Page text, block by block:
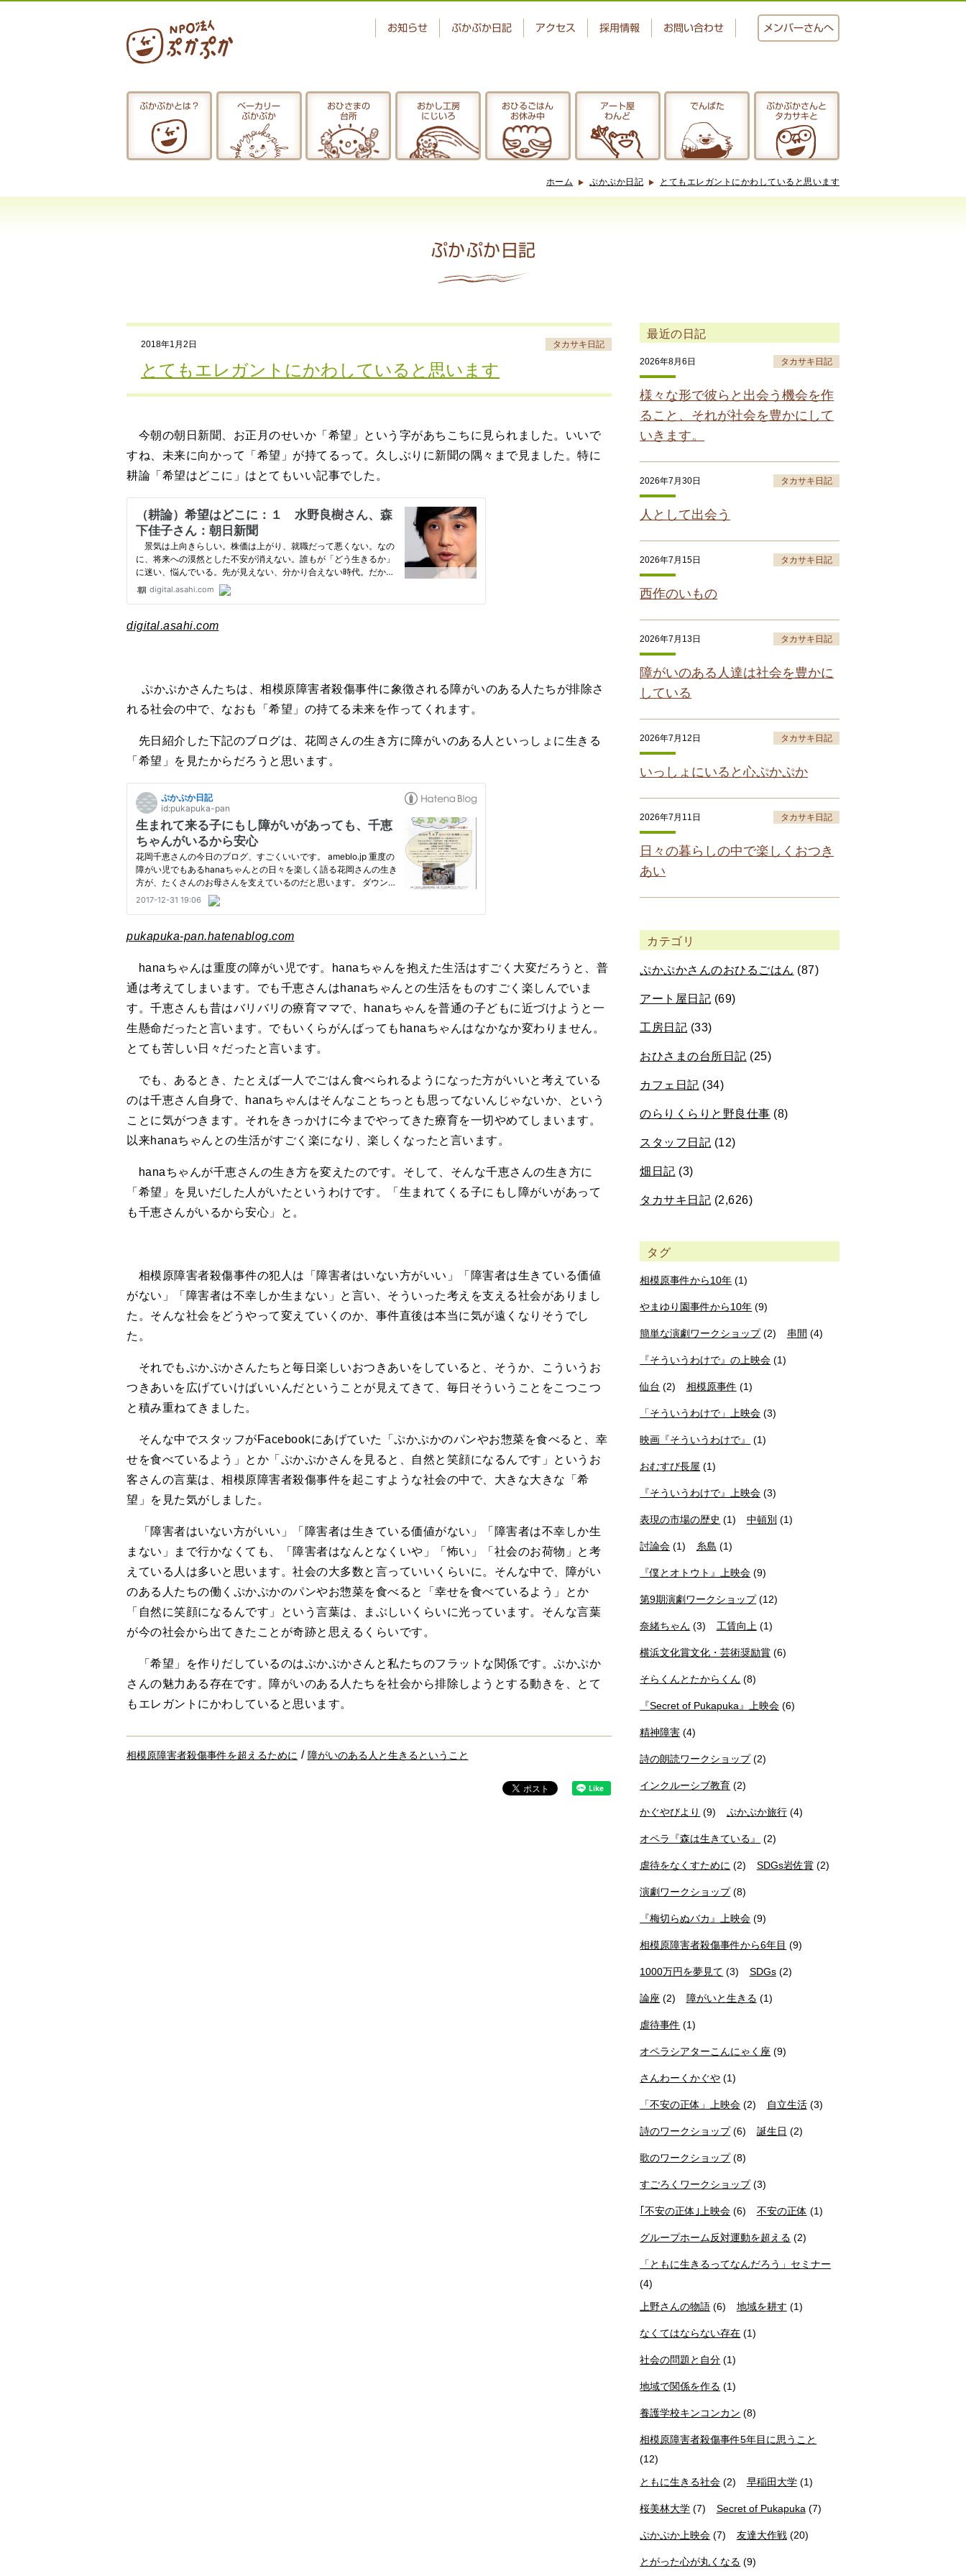
お知らせ ぷかぷか日記 アクセス 採用情報 お問い合わせ メンバーさんへ
ぷかぷかとは？
ぷかぷか
おかし工房
ぷかぷか日記
ぷかぷかとは？
ベーカリー
ぷかぷか
おひさまの
台所
おかし工房
にじいろ
おひるごはん
お休み中
アート屋
わんど
でんぱた
ぷかぷかさんと
タカサキと
ホーム ぷかぷか日記 とてもエレガントにかわしていると思います
ぷかぷか日記
2018年1月2日 タカサキ日記
とてもエレガントにかわしていると思います
今朝の朝日新聞、お正月のせいか「希望」という字があちこちに見られました。いいで
すね、未来に向かって「希望」が持てるって。久しぶりに新聞の隅々まで見ました。特に
耕論「希望はどこに」はとてもいい記事でした。
digital.asahi.com
ぷかぷかさんたちは、相模原障害者殺傷事件に象徴される障がいのある人たちが排除さ
れる社会の中で、なおも「希望」の持てる未来を作ってくれます。
先日紹介した下記のブログは、花岡さんの生き方に障がいのある人といっしょに生きる
「希望」を見たからだろうと思います。
pukapuka-pan.hatenablog.com
hanaちゃんは重度の障がい児です。hanaちゃんを抱えた生活はすごく大変だろうと、普
通は考えてしまいます。でも千恵さんはhanaちゃんとの生活をものすごく楽しんでいま
す。千恵さんも昔はバリバリの療育ママで、hanaちゃんを普通の子どもに近づけようと一
生懸命だったと言います。でもいくらがんばってもhanaちゃんはなかなか変わりません。
とても苦しい日々だったと言います。
でも、あるとき、たとえば一人でごはん食べられるようになった方がいいと考えている
のは千恵さん自身で、hanaちゃんはそんなことちっとも思ってないんじゃないか、という
ことに気がつきます。それをきっかけに今までやってきた療育を一切やめてしまいます。
以来hanaちゃんとの生活がすごく楽になり、楽しくなったと言います。
hanaちゃんが千恵さんの生き方を変えたのです。そして、そんな千恵さんの生き方に
「希望」を見いだした人がいたというわけです。「生まれてくる子にもし障がいがあって
も千恵さんがいるから安心」と。
相模原障害者殺傷事件の犯人は「障害者はいない方がいい」「障害者は生きている価値
がない」「障害者は不幸しか生まない」と言い、そういった考えを支える社会がありまし
た。そんな社会をどうやって変えていくのか、事件直後は本当に気が遠くなりそうでし
た。
それでもぷかぷかさんたちと毎日楽しいおつきあいをしていると、そうか、こういうお
つきあいを広げていけばいいんだということが見えてきて、毎日そういうことをこつこつ
と積み重ねてきました。
そんな中でスタッフがFacebookにあげていた「ぷかぷかのパンやお惣菜を食べると、幸
せを食べているよう」とか「ぷかぷかさんを見ると、自然と笑顔になるんです」というお
客さんの言葉は、相模原障害者殺傷事件を起こすような社会の中で、大きな大きな「希
望」を見た気がしました。
「障害者はいない方がいい」「障害者は生きている価値がない」「障害者は不幸しか生
まない」まで行かなくても、「障害者はなんとなくいや」「怖い」「社会のお荷物」と考
えている人は多いと思います。社会の大多数と言っていいくらいに。そんな中で、障がい
のある人たちの働くぷかぷかのパンやお惣菜を食べると「幸せを食べているよう」とか
「自然に笑顔になるんです」という言葉は、まぶしいくらいに光っています。そんな言葉
が今の社会から出てきたことが奇跡と思えるくらいです。
「希望」を作りだしているのはぷかぷかさんと私たちのフラットな関係です。ぷかぷか
さんの魅力ある存在です。障がいのある人たちを社会から排除しようとする動きを、とて
もエレガントにかわしていると思います。
相模原障害者殺傷事件を超えるために / 障がいのある人と生きるということ
最近の日記
2026年8月6日 タカサキ日記
様々な形で彼らと出会う機会を作
ること、それが社会を豊かにして
いきます。
2026年7月30日 タカサキ日記
人として出会う
2026年7月15日 タカサキ日記
西作のいもの
2026年7月13日 タカサキ日記
障がいのある人達は社会を豊かに
している
2026年7月12日 タカサキ日記
いっしょにいると心ぷかぷか
2026年7月11日 タカサキ日記
日々の暮らしの中で楽しくおつき
あい
カテゴリ
ぷかぷかさんのおひるごはん (87)
アート屋日記 (69)
工房日記 (33)
おひさまの台所日記 (25)
カフェ日記 (34)
のらりくらりと野良仕事 (8)
スタッフ日記 (12)
畑日記 (3)
タカサキ日記 (2,626)
タグ
相模原事件から10年 (1)
やまゆり園事件から10年 (9)
簡単な演劇ワークショップ(2) 串間 (4)
『そういうわけで』の上映会 (1)
仙台 (2) 相模原事件 (1)
「そういうわけで」上映会 (3)
映画『そういうわけで』 (1)
おむすび長屋 (1)
『そういうわけで』上映会 (3)
表現の市場の歴史 (1) 中頓別 (1)
討論会 (1) 糸島 (1)
『僕とオトウト』上映会 (9)
第9期演劇ワークショップ(12)
奈緒ちゃん (3) 工賃向上(1)
横浜文化賞文化・芸術奨励賞 (6)
そらくんとたからくん (8)
『Secret of Pukapuka』上映会 (6)
精神障害 (4)
詩の朗読ワークショップ(2)
インクルーシブ教育 (2)
かぐやびより (9) ぷかぷか旅行(4)
オペラ『森は生きている』 (2)
虐待をなくすために (2) SDGs岩佐賞(2)
演劇ワークショップ(8)
『梅切らぬバカ』上映会 (9)
相模原障害者殺傷事件から6年目 (9)
1000万円を夢見て (3) SDGs(2)
論座 (2) 障がいと生きる (1)
虐待事件 (1)
オペラシアターこんにゃく座 (9)
さんわーくかぐや (1)
「不安の正体」上映会 (2) 自立生活(3)
詩のワークショップ(6) 誕生日 (2)
歌のワークショップ(8)
すごろくワークショップ(3)
｢不安の正体｣上映会 (6) 不安の正体 (1)
グループホーム反対運動を超える (2)
「ともに生きるってなんだろう」セミナー
(4)
上野さんの物語 (6) 地域を耕す (1)
なくてはならない存在 (1)
社会の問題と自分 (1)
地域で関係を作る (1)
養護学校キンコンカン (8)
相模原障害者殺傷事件5年目に思うこと
(12)
ともに生きる社会 (2) 早稲田大学(1)
桜美林大学 (7) Secret of Pukapuka(7)
ぷかぷか上映会 (7) 友達大作戦(20)
とがった心が丸くなる (9)